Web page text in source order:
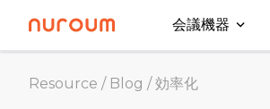
会議機器
Resource / Blog /効率化